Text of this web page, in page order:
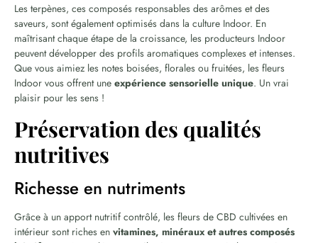
Les terpènes, ces composés responsables des arômes et des
saveurs, sont également optimisés dans la culture Indoor. En
maîtrisant chaque étape de la croissance, les producteurs Indoor
peuvent développer des profils aromatiques complexes et intenses.
Que vous aimiez les notes boisées, florales ou fruitées, les fleurs
Indoor vous offrent une expérience sensorielle unique. Un vrai
plaisir pour les sens !
Préservation des qualités
nutritives
Richesse en nutriments
Grâce à un apport nutritif contrôlé, les fleurs de CBD cultivées en
intérieur sont riches en vitamines, minéraux et autres composés